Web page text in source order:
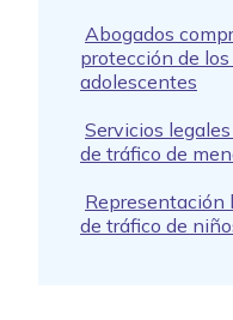
Abogados
protección de
adolescentes
Servicios
de tráfico de
Representación
de tráfico de